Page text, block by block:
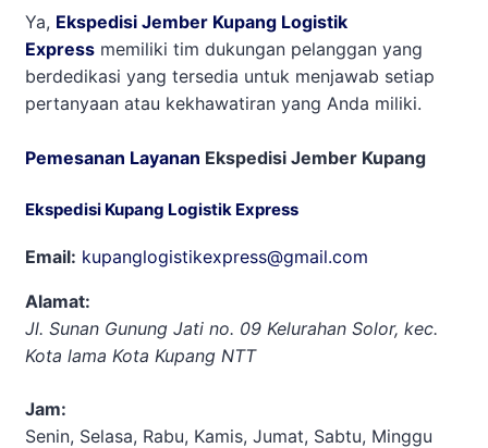
Ya, Ekspedisi Jember Kupang Logistik
Express memiliki tim dukungan pelanggan yang
berdedikasi yang tersedia untuk menjawab setiap
pertanyaan atau kekhawatiran yang Anda miliki.
Pemesanan Layanan Ekspedisi Jember Kupang
Ekspedisi Kupang Logistik Express
Email: kupanglogistikexpress@gmail.com
Alamat:
Jl. Sunan Gunung Jati no. 09 Kelurahan Solor, kec.
Kota lama Kota Kupang NTT
Jam:
Senin, Selasa, Rabu, Kamis, Jumat, Sabtu, Minggu